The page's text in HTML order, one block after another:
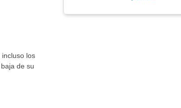
los
de su